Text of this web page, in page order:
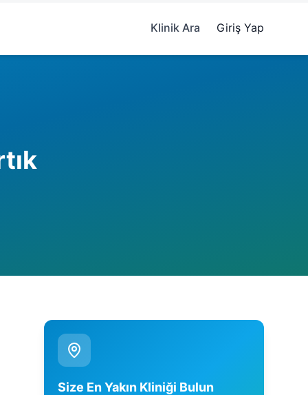
Klinik Ara Giriş Yap
Size En Yakın Kliniği Bulun